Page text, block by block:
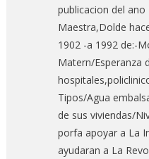
publicacion del ano
Maestra,Dolde
1902 -a 1992 de:-
Matern/Esperanza
Tipos/Agua
de sus viviendas/
porfa apoyar a La
ayudaran a La